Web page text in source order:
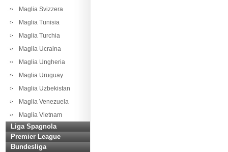
Maglia Svizzera
Maglia Tunisia
Maglia Turchia
Maglia Ucraina
Maglia Ungheria
Maglia Uruguay
Maglia Uzbekistan
Maglia Venezuela
Maglia Vietnam
Liga Spagnola
Premier League
Bundesliga